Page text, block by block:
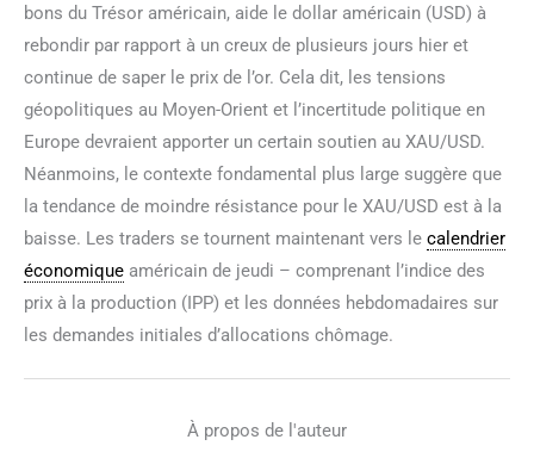
bons du Trésor américain, aide le dollar américain (USD) à
rebondir par rapport à un creux de plusieurs jours hier et
continue de saper le prix de l’or. Cela dit, les tensions
géopolitiques au Moyen-Orient et l’incertitude politique en
Europe devraient apporter un certain soutien au XAU/USD.
Néanmoins, le contexte fondamental plus large suggère que
la tendance de moindre résistance pour le XAU/USD est à la
baisse. Les traders se tournent maintenant vers le calendrier
économique américain de jeudi – comprenant l’indice des
prix à la production (IPP) et les données hebdomadaires sur
les demandes initiales d’allocations chômage.
À propos de l'auteur